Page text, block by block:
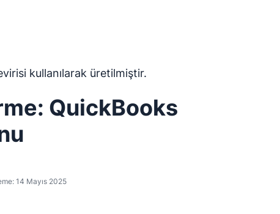
Çevirisi aracı kullanılarak çevrilmiştir ve bir insan
kullanılarak üretilmiştir.
QuickBooks
14 Mayıs 2025